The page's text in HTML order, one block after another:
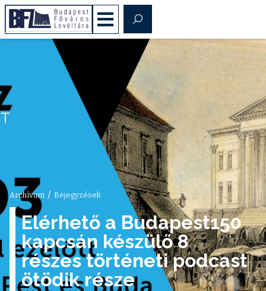
Archívum / Bejegyzések
Elérhető a Budapest150
kapcsán készülő 8
részes történeti podcast
ötödik része